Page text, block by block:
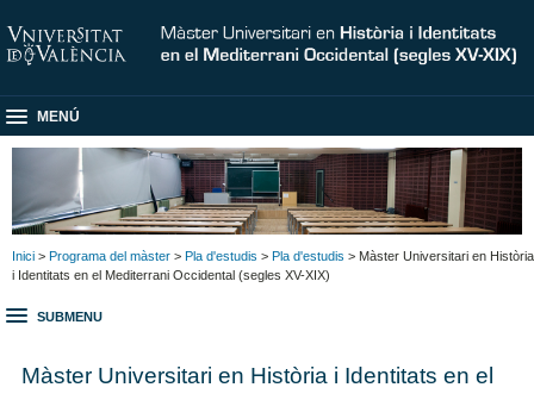
MENÚ
Inici > Programa del màster > Pla d'estudis > Pla d'estudis > Màster Universitari en Història
i Identitats en el Mediterrani Occidental (segles XV-XIX)
SUBMENU
Màster Universitari en Història i Identitats en el